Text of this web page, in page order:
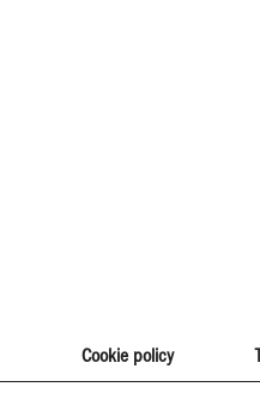
Cookie policy